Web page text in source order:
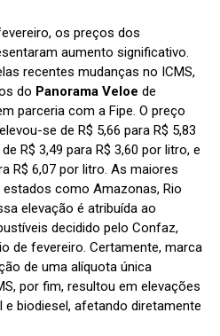
os preços dos
aumento significativo.
recentes mudanças no ICMS,
do Panorama Veloe de
parceria com a Fipe. O preço
se de R$ 5,66 para R$ 5,83
R$ 3,49 para R$ 3,60 por litro, e
R$ 6,07 por litro. As maiores
como Amazonas, Rio
elevação é atribuída ao
decidido pelo Confaz,
de fevereiro. Certamente, marca
de uma alíquota única
por fim, resultou em elevações
e biodiesel, afetando diretamente